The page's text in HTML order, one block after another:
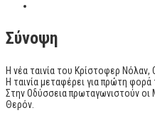
Σύνοψη
Η νέα ταινία του Κρίστοφερ Νόλαν,
Η ταινία μεταφέρει για πρώτη
Στην Οδύσσεια πρωταγωνιστούν οι
Θερόν.